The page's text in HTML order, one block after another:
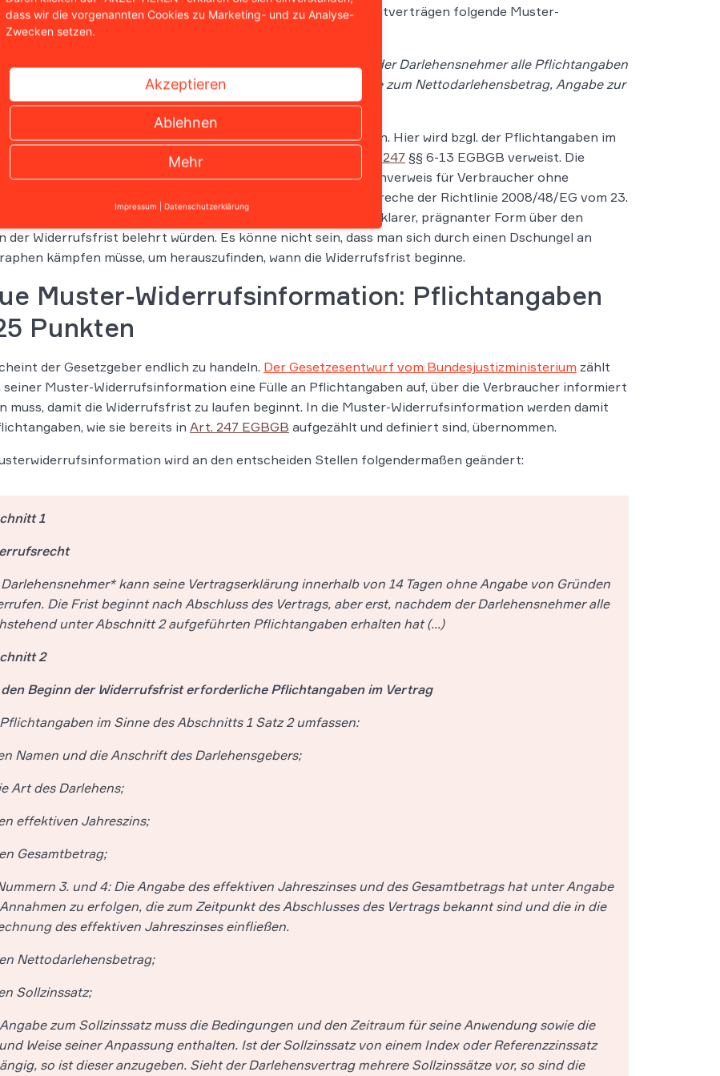
7 des EGBGB können Kreditgeber bei Verbraucherkreditverträgen folgende Muster-
verwenden.
beginnt nach Abschluss des Vertrags, aber erst, nachdem der Darlehensnehmer alle Pflichtangaben
(z.B. Angabe zur Art des Darlehens, Angabe zum Nettodarlehensbetrag, Angabe zur
erhalten hat.“
Klausel hatten viele Banken in ihre Verträge übernommen. Hier wird bzgl. der Pflichtangaben im
auf
§ 492 Abs. 2 BGBverwiesen, der wiederum auf Art. 247 §§ 6-13 EGBGB verweist. Die
Richter stellten fest, dass dieser so genannte Kaskadenverweis für Verbraucher ohne
Vorbildung unzumutbar sei. Der Kaskadenverweis widerspreche der Richtlinie 2008/48/EG vom 23.
über Verbraucherkreditverträge, da Bankkunden nicht in klarer, prägnanter Form über den
der Widerrufsfrist belehrt würden. Es könne nicht sein, dass man sich durch einen Dschungel an
kämpfen müsse, um herauszufinden, wann die Widerrufsfrist beginne.
Muster-Widerrufsinformation: Pflichtangaben
Punkten
der Gesetzgeber endlich zu handeln. Der Gesetzesentwurf vom Bundesjustizministerium zählt
seiner Muster-Widerrufsinformation eine Fülle an Pflichtangaben auf, über die Verbraucher informiert
muss, damit die Widerrufsfrist zu laufen beginnt. In die Muster-Widerrufsinformation werden damit
wie sie bereits in Art. 247 EGBGB aufgezählt und definiert sind, übernommen.
wird an den entscheiden Stellen folgendermaßen geändert:
1
kann seine Vertragserklärung innerhalb von 14 Tagen ohne Angabe von Gründen
Die Frist beginnt nach Abschluss des Vertrags, aber erst, nachdem der Darlehensnehmer alle
unter Abschnitt 2 aufgeführten Pflichtangaben erhalten hat (…)
2
Beginn der Widerrufsfrist erforderliche Pflichtangaben im Vertrag
im Sinne des Abschnitts 1 Satz 2 umfassen:
Namen und die Anschrift des Darlehensgebers;
Art des Darlehens;
effektiven Jahreszins;
Gesamtbetrag;
3. und 4: Die Angabe des effektiven Jahreszinses und des Gesamtbetrags hat unter Angabe
zu erfolgen, die zum Zeitpunkt des Abschlusses des Vertrags bekannt sind und die in die
des effektiven Jahreszinses einfließen.
Nettodarlehensbetrag;
Sollzinssatz;
zum Sollzinssatz muss die Bedingungen und den Zeitraum für seine Anwendung sowie die
Weise seiner Anpassung enthalten. Ist der Sollzinssatz von einem Index oder Referenzzinssatz
so ist dieser anzugeben. Sieht der Darlehensvertrag mehrere Sollzinssätze vor, so sind die
dass wir die vorgenannten Cookies zu Marketing- und zu Analyse-
Zwecken setzen.
Akzeptieren
Ablehnen
Mehr
Impressum Datenschutzerklärung